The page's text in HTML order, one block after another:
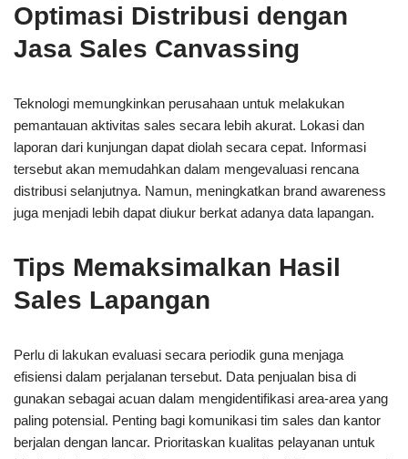
Optimasi Distribusi dengan
Jasa Sales Canvassing
Teknologi memungkinkan perusahaan untuk melakukan
pemantauan aktivitas sales secara lebih akurat. Lokasi dan
laporan dari kunjungan dapat diolah secara cepat. Informasi
tersebut akan memudahkan dalam mengevaluasi rencana
distribusi selanjutnya. Namun, meningkatkan brand awareness
juga menjadi lebih dapat diukur berkat adanya data lapangan.
Tips Memaksimalkan Hasil
Sales Lapangan
Perlu di lakukan evaluasi secara periodik guna menjaga
efisiensi dalam perjalanan tersebut. Data penjualan bisa di
gunakan sebagai acuan dalam mengidentifikasi area-area yang
paling potensial. Penting bagi komunikasi tim sales dan kantor
berjalan dengan lancar. Prioritaskan kualitas pelayanan untuk